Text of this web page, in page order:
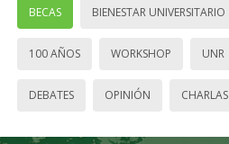
BECAS BIENESTAR UNIVERSITARIO
100 AÑOS WORKSHOP UNR
DEBATES OPINIÓN CHARLAS